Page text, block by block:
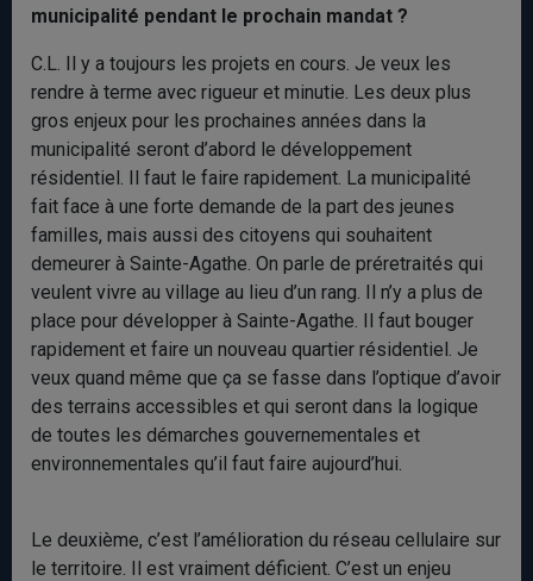
municipalité pendant le prochain mandat ?
C.L. Il y a toujours les projets en cours. Je veux les
rendre à terme avec rigueur et minutie. Les deux plus
gros enjeux pour les prochaines années dans la
municipalité seront d’abord le développement
résidentiel. Il faut le faire rapidement. La municipalité
fait face à une forte demande de la part des jeunes
familles, mais aussi des citoyens qui souhaitent
demeurer à Sainte-Agathe. On parle de préretraités qui
veulent vivre au village au lieu d’un rang. Il n’y a plus de
place pour développer à Sainte-Agathe. Il faut bouger
rapidement et faire un nouveau quartier résidentiel. Je
veux quand même que ça se fasse dans l’optique d’avoir
des terrains accessibles et qui seront dans la logique
de toutes les démarches gouvernementales et
environnementales qu’il faut faire aujourd’hui.
Le deuxième, c’est l’amélioration du réseau cellulaire sur
le territoire. Il est vraiment déficient. C’est un enjeu